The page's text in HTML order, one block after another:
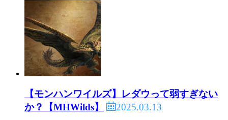
【モンハンワイルズ】レダウって弱すぎない
か？【MHWilds】
2025.03.13